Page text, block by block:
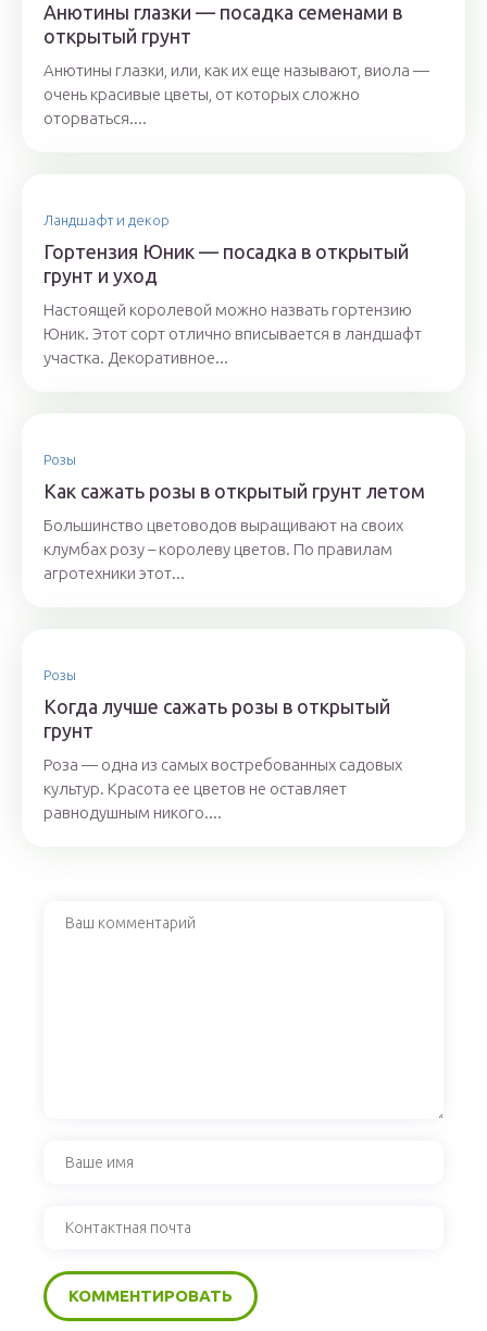
Анютины глазки — посадка семенами в
открытый грунт
Анютины глазки, или, как их еще называют, виола —
очень красивые цветы, от которых сложно
оторваться....
Ландшафт и декор
Гортензия Юник — посадка в открытый
грунт и уход
Настоящей королевой можно назвать гортензию
Юник. Этот сорт отлично вписывается в ландшафт
участка. Декоративное...
Розы
Как сажать розы в открытый грунт летом
Большинство цветоводов выращивают на своих
клумбах розу – королеву цветов. По правилам
агротехники этот...
Розы
Когда лучше сажать розы в открытый
грунт
Роза — одна из самых востребованных садовых
культур. Красота ее цветов не оставляет
равнодушным никого....